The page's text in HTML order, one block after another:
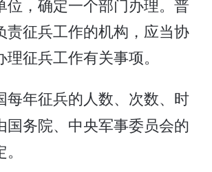
位，确定一个部门办理。普
责征兵工作的机构，应当协
征兵工作有关事项。
年征兵的人数、次数、时
国务院、中央军事委员会的